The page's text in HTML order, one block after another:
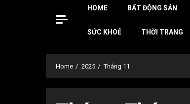
HOME BẤT ĐỘNG SẢN
SỨC KHOẺ THỜI TRANG
Home 2025 Tháng 11